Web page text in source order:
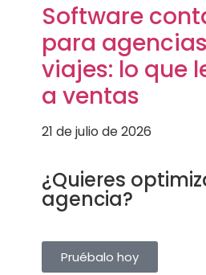
Software
para
viajes: lo que
a ventas
21 de julio de 2026
¿Quieres
agencia?
Pruébalo hoy